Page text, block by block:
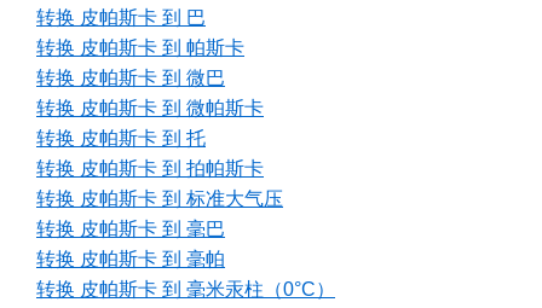
转换 皮帕斯卡 到 巴
转换 皮帕斯卡 到 帕斯卡
转换 皮帕斯卡 到 微巴
转换 皮帕斯卡 到 微帕斯卡
转换 皮帕斯卡 到 托
转换 皮帕斯卡 到 拍帕斯卡
转换 皮帕斯卡 到 标准大气压
转换 皮帕斯卡 到 毫巴
转换 皮帕斯卡 到 毫帕
转换 皮帕斯卡 到 毫米汞柱（0°C）